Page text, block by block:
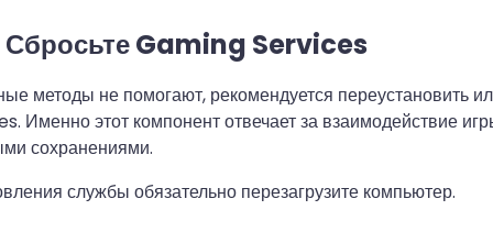
Сбросьте Gaming Services
методы не помогают, рекомендуется переустановить
Именно этот компонент отвечает за взаимодействие
сохранениями.
службы обязательно перезагрузите компьютер.